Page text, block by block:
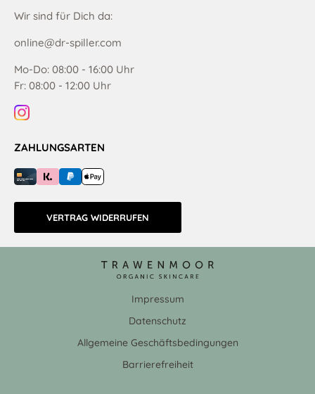
Wir sind für Dich da:
online@dr-spiller.com
Mo-Do: 08:00 - 16:00 Uhr
Fr: 08:00 - 12:00 Uhr
ZAHLUNGSARTEN
VERTRAG WIDERRUFEN
Impressum
Datenschutz
Allgemeine Geschäftsbedingungen
Barrierefreiheit